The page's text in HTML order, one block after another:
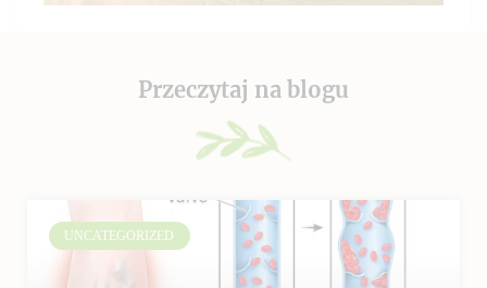
Przeczytaj na blogu
UNCATEGORIZED